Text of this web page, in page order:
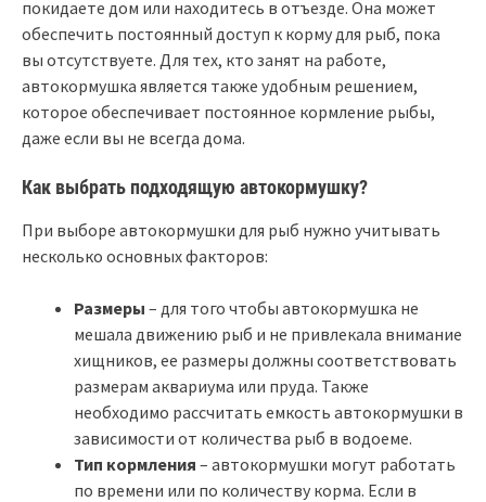
покидаете дом или находитесь в отъезде. Она может
обеспечить постоянный доступ к корму для рыб, пока
вы отсутствуете. Для тех, кто занят на работе,
автокормушка является также удобным решением,
которое обеспечивает постоянное кормление рыбы,
даже если вы не всегда дома.
Как выбрать подходящую автокормушку?
При выборе автокормушки для рыб нужно учитывать
несколько основных факторов:
Размеры – для того чтобы автокормушка не
мешала движению рыб и не привлекала внимание
хищников, ее размеры должны соответствовать
размерам аквариума или пруда. Также
необходимо рассчитать емкость автокормушки в
зависимости от количества рыб в водоеме.
Тип кормления – автокормушки могут работать
по времени или по количеству корма. Если в